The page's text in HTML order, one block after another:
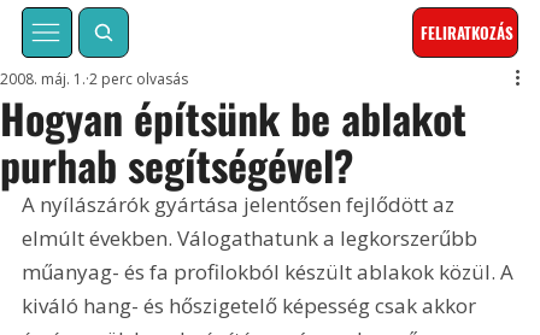
FELIRATKOZÁS
Hogyan építsünk be ablakot
purhab segítségével?
2008. máj. 1. 2 perc olvasás
A nyílászárók gyártása jelentősen fejlődött az
elmúlt években. Válogathatunk a legkorszerűbb
műanyag- és fa profilokból készült ablakok közül. A
kiváló hang- és hőszigetelő képesség csak akkor